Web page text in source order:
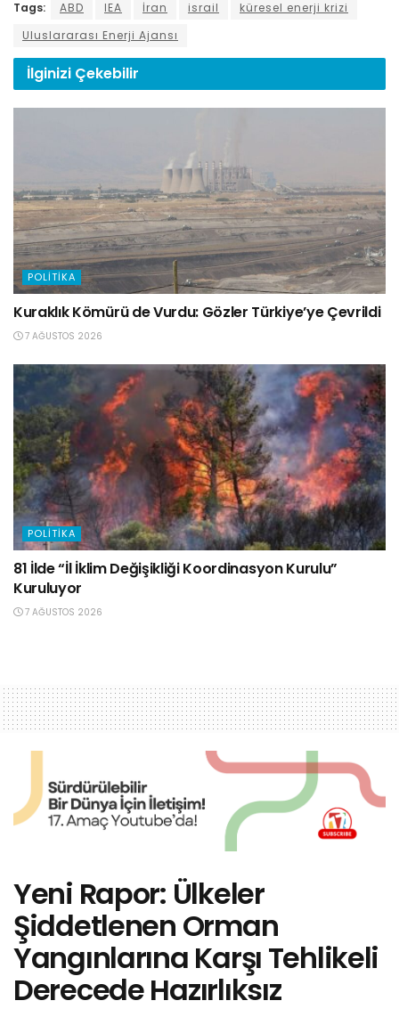
Tags: ABD IEA İran israil
küresel enerji krizi
Uluslararası Enerji Ajansı
İlginizi Çekebilir
POLITIKA
Kuraklık Kömürü de Vurdu: Gözler Türkiye’ye Çevrildi
7 AĞUSTOS 2026
POLITIKA
81 İlde “İl İklim Değişikliği Koordinasyon Kurulu”
Kuruluyor
7 AĞUSTOS 2026
Yeni Rapor: Ülkeler
Şiddetlenen Orman
Yangınlarına Karşı Tehlikeli
Derecede Hazırlıksız